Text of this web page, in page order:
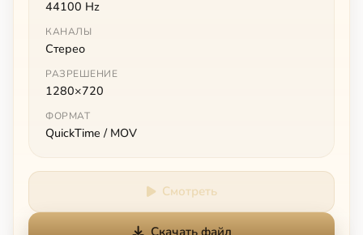
44100 Hz
КАНАЛЫ
Стерео
РАЗРЕШЕНИЕ
1280×720
ФОРМАТ
QuickTime / MOV
Смотреть